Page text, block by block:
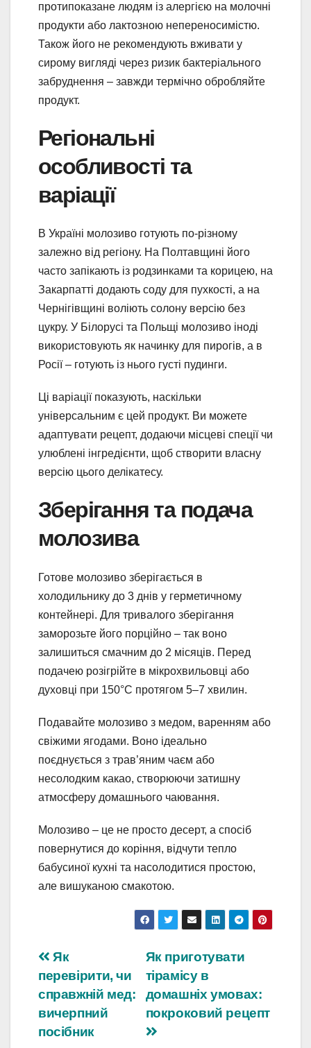
протипоказане людям із алергією на молочні
продукти або лактозною непереносимістю.
Також його не рекомендують вживати у
сирому вигляді через ризик бактеріального
забруднення – завжди термічно обробляйте
продукт.
Регіональні
особливості та
варіації
В Україні молозиво готують по-різному
залежно від регіону. На Полтавщині його
часто запікають із родзинками та корицею, на
Закарпатті додають соду для пухкості, а на
Чернігівщині воліють солону версію без
цукру. У Білорусі та Польщі молозиво іноді
використовують як начинку для пирогів, а в
Росії – готують із нього густі пудинги.
Ці варіації показують, наскільки
універсальним є цей продукт. Ви можете
адаптувати рецепт, додаючи місцеві спеції чи
улюблені інгредієнти, щоб створити власну
версію цього делікатесу.
Зберігання та подача
молозива
Готове молозиво зберігається в
холодильнику до 3 днів у герметичному
контейнері. Для тривалого зберігання
заморозьте його порційно – так воно
залишиться смачним до 2 місяців. Перед
подачею розігрійте в мікрохвильовці або
духовці при 150°C протягом 5–7 хвилин.
Подавайте молозиво з медом, варенням або
свіжими ягодами. Воно ідеально
поєднується з трав’яним чаєм або
несолодким какао, створюючи затишну
атмосферу домашнього чаювання.
Молозиво – це не просто десерт, а спосіб
повернутися до коріння, відчути тепло
бабусиної кухні та насолодитися простою,
але вишуканою смакотою.
Навігація
записів
Як приготувати
тірамісу в
домашніх умовах:
покроковий рецепт
Як
перевірити, чи
справжній мед:
вичерпний
посібник